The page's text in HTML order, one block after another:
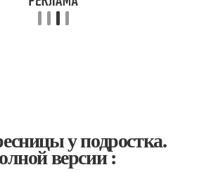
у подростка.
версии :